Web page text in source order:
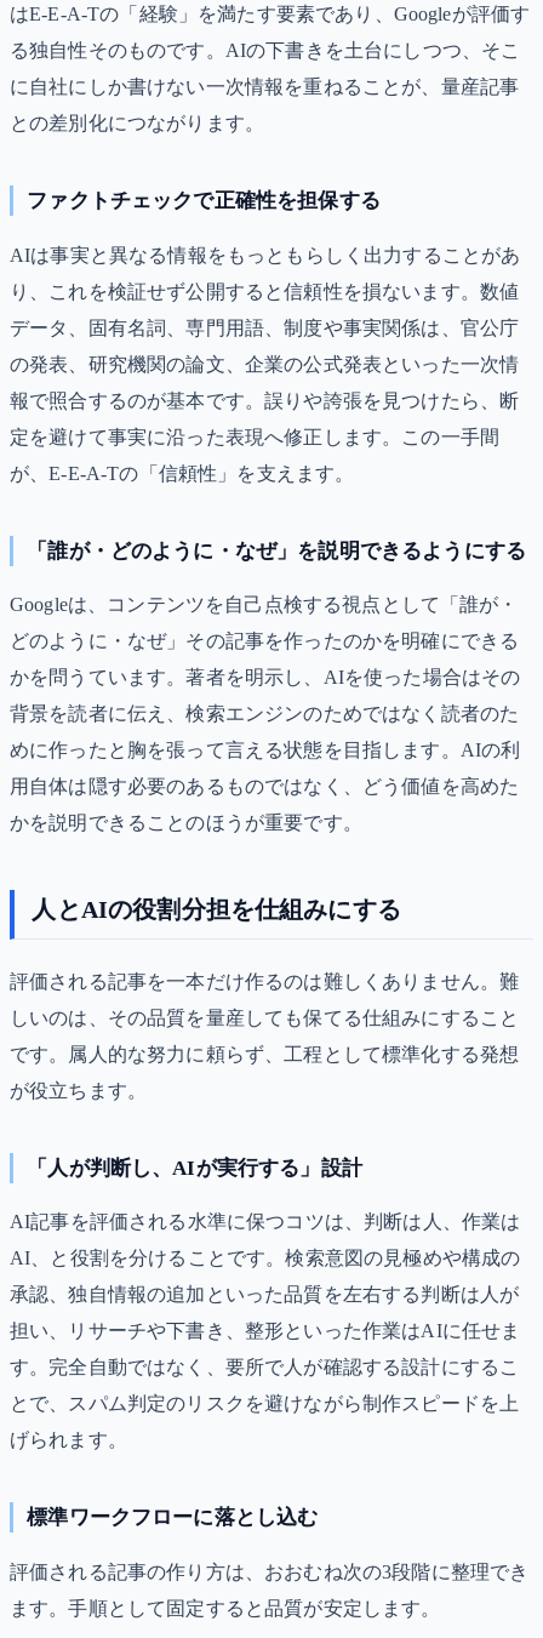
はE-E-A-Tの「経験」を満たす要素であり、Googleが評価す
る独自性そのものです。AIの下書きを土台にしつつ、そこ
に自社にしか書けない一次情報を重ねることが、量産記事
との差別化につながります。
ファクトチェックで正確性を担保する
AIは事実と異なる情報をもっともらしく出力することがあ
り、これを検証せず公開すると信頼性を損ないます。数値
データ、固有名詞、専門用語、制度や事実関係は、官公庁
の発表、研究機関の論文、企業の公式発表といった一次情
報で照合するのが基本です。誤りや誇張を見つけたら、断
定を避けて事実に沿った表現へ修正します。この一手間
が、E-E-A-Tの「信頼性」を支えます。
「誰が・どのように・なぜ」を説明できるようにする
Googleは、コンテンツを自己点検する視点として「誰が・
どのように・なぜ」その記事を作ったのかを明確にできる
かを問うています。著者を明示し、AIを使った場合はその
背景を読者に伝え、検索エンジンのためではなく読者のた
めに作ったと胸を張って言える状態を目指します。AIの利
用自体は隠す必要のあるものではなく、どう価値を高めた
かを説明できることのほうが重要です。
人とAIの役割分担を仕組みにする
評価される記事を一本だけ作るのは難しくありません。難
しいのは、その品質を量産しても保てる仕組みにすること
です。属人的な努力に頼らず、工程として標準化する発想
が役立ちます。
「人が判断し、AIが実行する」設計
AI記事を評価される水準に保つコツは、判断は人、作業は
AI、と役割を分けることです。検索意図の見極めや構成の
承認、独自情報の追加といった品質を左右する判断は人が
担い、リサーチや下書き、整形といった作業はAIに任せま
す。完全自動ではなく、要所で人が確認する設計にするこ
とで、スパム判定のリスクを避けながら制作スピードを上
げられます。
標準ワークフローに落とし込む
評価される記事の作り方は、おおむね次の3段階に整理でき
ます。手順として固定すると品質が安定します。